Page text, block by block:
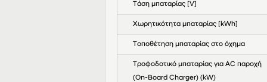
Τάση μπαταρίας [V]
Χωρητικότητα μπαταρίας [kWh]
Τοποθέτηση μπαταρίας στο όχημα
Τροφοδοτικό μπαταρίας για AC παροχή
(On-Board Charger) (kW)